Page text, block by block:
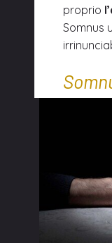
proprio
Somnus